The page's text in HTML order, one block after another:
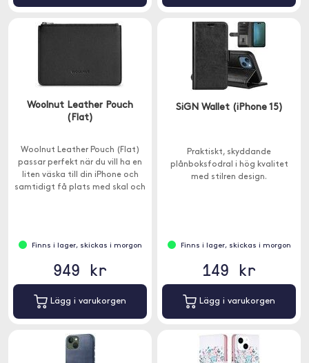
Woolnut Leather Pouch
(Flat)
Woolnut Leather Pouch (Flat)
passar perfekt när du vill ha en
liten väska till din iPhone och
samtidigt få plats med skal och
Finns i lager, skickas i morgon
949 kr
Lägg i varukorgen
SiGN Wallet (iPhone 15)
Praktiskt, skyddande
plånboksfodral i hög kvalitet
med stilren design.
Finns i lager, skickas i morgon
149 kr
Lägg i varukorgen